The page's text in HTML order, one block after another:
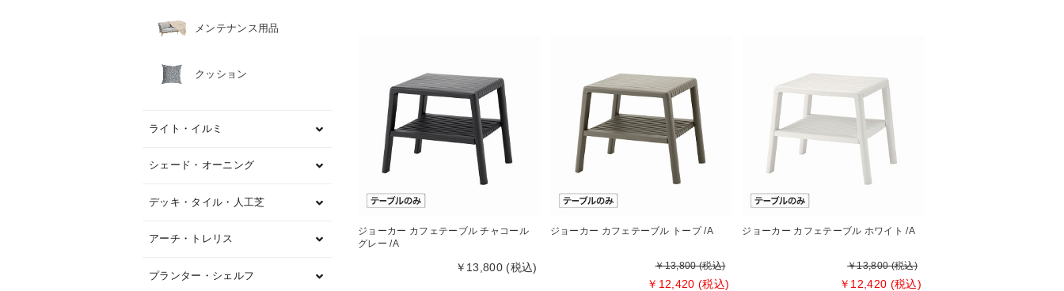
ジョーカー カフェテーブル チャコール
グレー /A
￥13,800 (税込)
ジョーカー カフェテーブル トープ /A
￥13,800 (税込)
￥12,420 (税込)
ジョーカー カフェテーブル ホワイト /A
￥13,800 (税込)
￥12,420 (税込)
メンテナンス用品
クッション
ライト・イルミ
シェード・オーニング
デッキ・タイル・人工芝
アーチ・トレリス
プランター・シェルフ